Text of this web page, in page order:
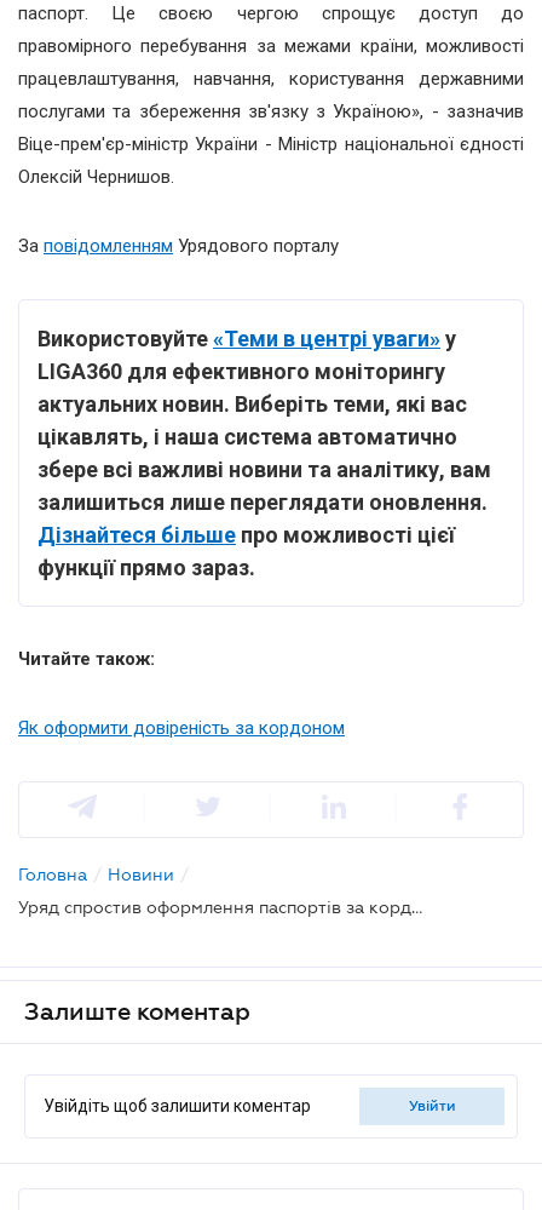
паспорт. Це своєю чергою спрощує доступ до
правомірного перебування за межами країни, можливості
працевлаштування, навчання, користування державними
послугами та збереження зв'язку з Україною», - зазначив
Віце-прем'єр-міністр України - Міністр національної єдності
Олексій Чернишов.
За повідомленням Урядового порталу
Використовуйте«Теми в центрі уваги»у
LIGA360 для ефективного моніторингу
актуальних новин. Виберіть теми, які вас
цікавлять, і наша система автоматично
збере всі важливі новини та аналітику, вам
залишиться лише переглядати оновлення.
Дізнайтеся більше про можливості цієї
функції прямо зараз.
Читайте також:
Як оформити довіреність за кордоном
Головна / Новини /
Уряд спростив оформлення паспортів за кордоном
Залиште коментар
Увійдіть щоб залишити коментар увійти